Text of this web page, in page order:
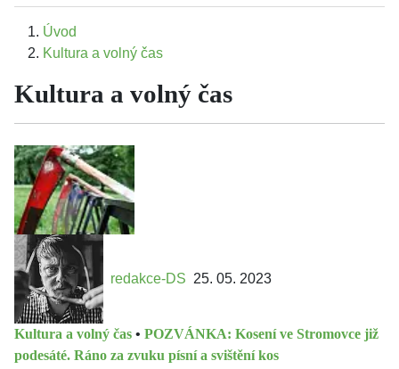
Úvod
Kultura a volný čas
Kultura a volný čas
redakce-DS 25. 05. 2023
Kultura a volný čas • POZVÁNKA: Kosení ve Stromovce již
podesáté. Ráno za zvuku písní a svištění kos